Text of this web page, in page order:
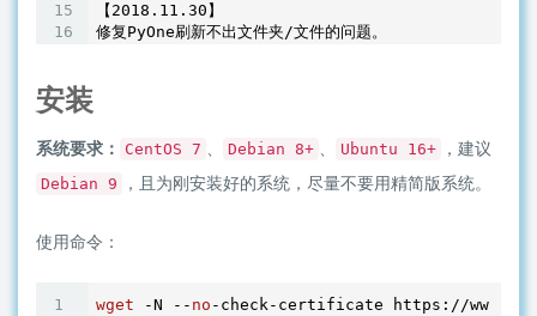
【2018.11.30】
安装
系统要求： CentOS 7 、 Debian 8+ 、 Ubuntu 16+ ，建议
Debian 9 ，且为刚安装好的系统，尽量不要用精简版系统。
使用命令：
wget -N -- no -check-certificate https://